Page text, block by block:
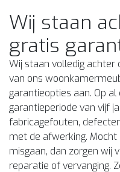
Wij staan
gratis
Wij staan volledig
van ons
garantieopties aan. Op
garantieperiode van vijf
fabricagefouten,
met de afwerking.
misgaan, dan zorgen wij
reparatie of vervanging.